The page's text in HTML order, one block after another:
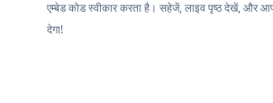
एम्बेड कोड स्वीकार करता है। सहेजें, लाइव पृष्ठ देखें, और
देगा!